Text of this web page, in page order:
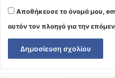
Αποθήκευσε το όνομά μου,
αυτόν τον πλοηγό για την